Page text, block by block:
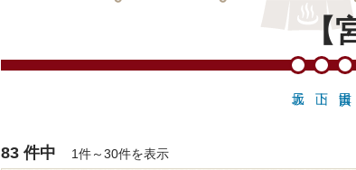
【
83 件中 1件～30件を表示